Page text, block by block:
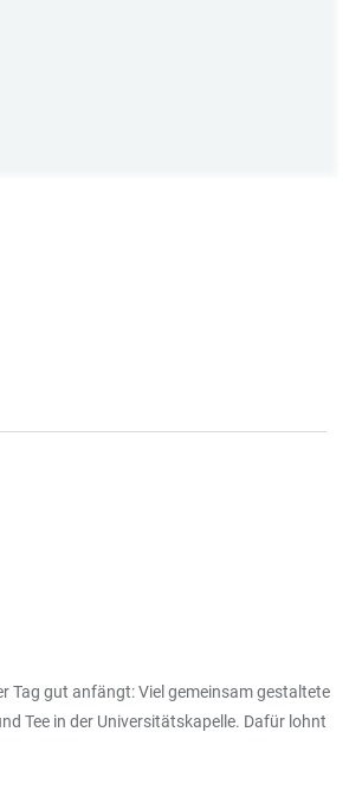
Tag gut anfängt: Viel gemeinsam gestaltete
Tee in der Universitätskapelle. Dafür lohnt